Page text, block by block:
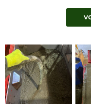
NOS PRESTATIONS
Galerie de 6